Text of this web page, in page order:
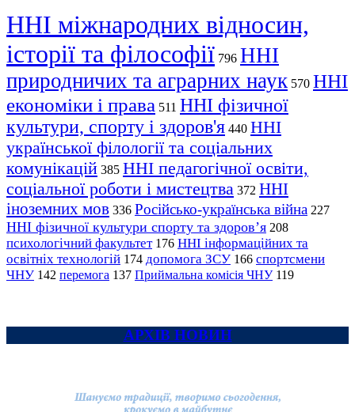
ННІ міжнародних відносин,
історії та філософії 796 ННІ
природничих та аграрних наук 570 ННІ
економіки і права 511 ННІ фізичної
культури, спорту і здоров'я 440 ННІ
української філології та соціальних
комунікацій 385 ННІ педагогічної освіти,
соціальної роботи і мистецтва 372 ННІ
іноземних мов 336 Російсько-українська війна 227
ННІ фізичної культури спорту та здоров’я 208
психологічний факультет 176 ННІ інформаційних та
освітніх технологій 174 допомога ЗСУ 166 спортсмени
ЧНУ 142 перемога 137 Приймальна комісія ЧНУ 119
АРХІВ НОВИН